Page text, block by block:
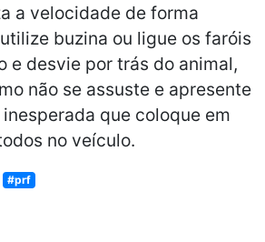
a velocidade de forma
buzina ou ligue os faróis
e desvie por trás do animal,
não se assuste e apresente
que coloque em
no veículo.
#prf